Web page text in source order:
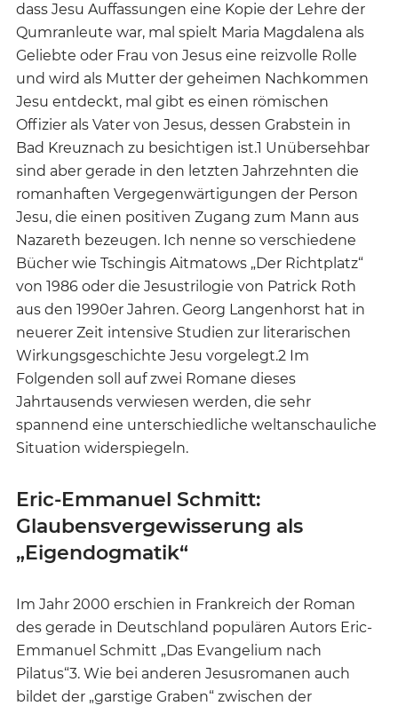
dass Jesu Auffassungen eine Kopie der Lehre der
Qumranleute war, mal spielt Maria Magdalena als
Geliebte oder Frau von Jesus eine reizvolle Rolle
und wird als Mutter der geheimen Nachkommen
Jesu entdeckt, mal gibt es einen römischen
Offizier als Vater von Jesus, dessen Grabstein in
Bad Kreuznach zu besichtigen ist.1 Unübersehbar
sind aber gerade in den letzten Jahrzehnten die
romanhaften Vergegenwärtigungen der Person
Jesu, die einen positiven Zugang zum Mann aus
Nazareth bezeugen. Ich nenne so verschiedene
Bücher wie Tschingis Aitmatows „Der Richtplatz“
von 1986 oder die Jesustrilogie von Patrick Roth
aus den 1990er Jahren. Georg Langenhorst hat in
neuerer Zeit intensive Studien zur literarischen
Wirkungsgeschichte Jesu vorgelegt.2 Im
Folgenden soll auf zwei Romane dieses
Jahrtausends verwiesen werden, die sehr
spannend eine unterschiedliche weltanschauliche
Situation widerspiegeln.
Eric-Emmanuel Schmitt:
Glaubensvergewisserung als
„Eigendogmatik“
Im Jahr 2000 erschien in Frankreich der Roman
des gerade in Deutschland populären Autors Eric-
Emmanuel Schmitt „Das Evangelium nach
Pilatus“3. Wie bei anderen Jesusromanen auch
bildet der „garstige Graben“ zwischen der